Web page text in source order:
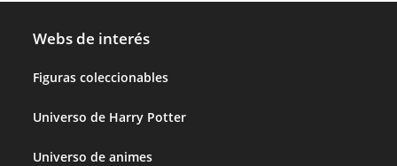
Webs de interés
Figuras coleccionables
Universo de Harry Potter
Universo de animes